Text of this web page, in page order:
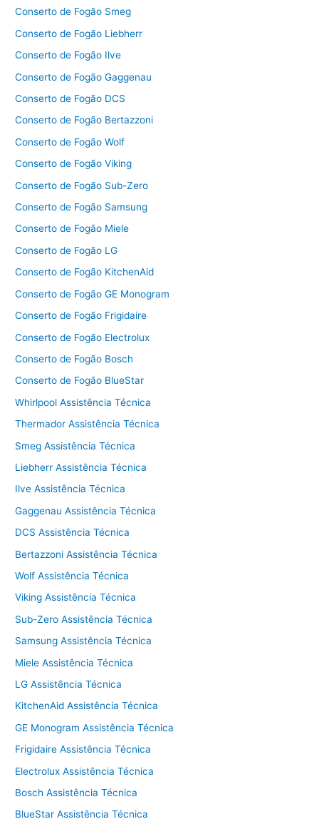
Conserto de Fogão Smeg
Conserto de Fogão Liebherr
Conserto de Fogão Ilve
Conserto de Fogão Gaggenau
Conserto de Fogão DCS
Conserto de Fogão Bertazzoni
Conserto de Fogão Wolf
Conserto de Fogão Viking
Conserto de Fogão Sub-Zero
Conserto de Fogão Samsung
Conserto de Fogão Miele
Conserto de Fogão LG
Conserto de Fogão KitchenAid
Conserto de Fogão GE Monogram
Conserto de Fogão Frigidaire
Conserto de Fogão Electrolux
Conserto de Fogão Bosch
Conserto de Fogão BlueStar
Whirlpool Assistência Técnica
Thermador Assistência Técnica
Smeg Assistência Técnica
Liebherr Assistência Técnica
Ilve Assistência Técnica
Gaggenau Assistência Técnica
DCS Assistência Técnica
Bertazzoni Assistência Técnica
Wolf Assistência Técnica
Viking Assistência Técnica
Sub-Zero Assistência Técnica
Samsung Assistência Técnica
Miele Assistência Técnica
LG Assistência Técnica
KitchenAid Assistência Técnica
GE Monogram Assistência Técnica
Frigidaire Assistência Técnica
Electrolux Assistência Técnica
Bosch Assistência Técnica
BlueStar Assistência Técnica